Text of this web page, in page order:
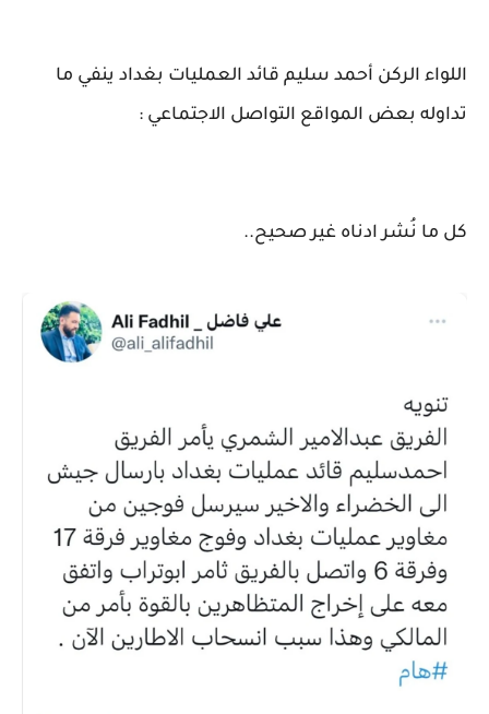
اللواء الركن أحمد سليم قائد العمليات بغداد ينفي ما
تداوله بعض المواقع التواصل الاجتماعي :
‏كل ما نُشر ادناه غير صحيح..